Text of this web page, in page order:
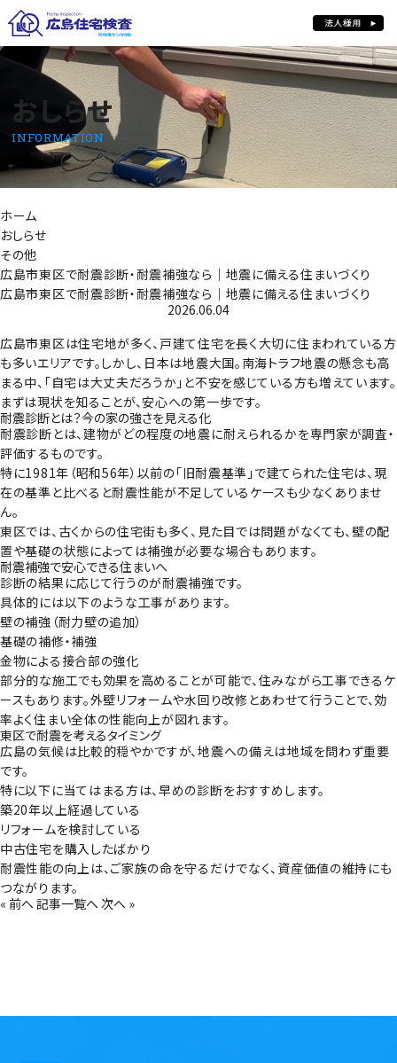
おしらせ
おしらせ
INFORMATION
ホーム
おしらせ
その他
広島市東区で耐震診断・耐震補強なら｜地震に備える住まいづくり
広島市東区で耐震診断・耐震補強なら｜地震に備える住まいづくり
2026.06.04
広島市東区は住宅地が多く、戸建て住宅を長く大切に住まわれている方
も多いエリアです。しかし、日本は地震大国。南海トラフ地震の懸念も高
まる中、「自宅は大丈夫だろうか」と不安を感じている方も増えています。
まずは現状を知ることが、安心への第一歩です。
耐震診断とは？今の家の強さを見える化
耐震診断とは、建物がどの程度の地震に耐えられるかを専門家が調査・
評価するものです。
特に1981年（昭和56年）以前の「旧耐震基準」で建てられた住宅は、現
在の基準と比べると耐震性能が不足しているケースも少なくありませ
ん。
東区では、古くからの住宅街も多く、見た目では問題がなくても、壁の配
置や基礎の状態によっては補強が必要な場合もあります。
耐震補強で安心できる住まいへ
診断の結果に応じて行うのが耐震補強です。
具体的には以下のような工事があります。
壁の補強（耐力壁の追加）
基礎の補修・補強
金物による接合部の強化
部分的な施工でも効果を高めることが可能で、住みながら工事できるケ
ースもあります。外壁リフォームや水回り改修とあわせて行うことで、効
率よく住まい全体の性能向上が図れます。
東区で耐震を考えるタイミング
広島の気候は比較的穏やかですが、地震への備えは地域を問わず重要
です。
特に以下に当てはまる方は、早めの診断をおすすめします。
築20年以上経過している
リフォームを検討している
中古住宅を購入したばかり
耐震性能の向上は、ご家族の命を守るだけでなく、資産価値の維持にも
つながります。
« 前へ 記事一覧へ 次へ »